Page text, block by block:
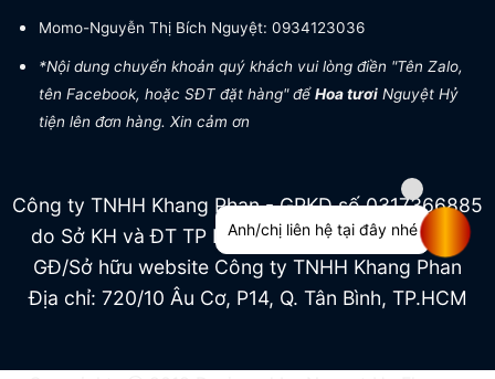
Momo-Nguyễn Thị Bích Nguyệt: 0934123036
*Nội dung chuyển khoản quý khách vui lòng điền "Tên Zalo,
tên Facebook, hoặc SĐT đặt hàng" đểHoa tươi Nguyệt Hỷ
tiện lên đơn hàng. Xin cảm ơn
Công ty TNHH Khang Phan - GPKD số 0317366885
do Sở KH và ĐT TP HCM cấp ngày 04/07/2022
GĐ/Sở hữu website Công ty TNHH Khang Phan
Địa chỉ: 720/10 Âu Cơ, P14, Q. Tân Bình, TP.HCM
Anh/chị liên hệ tại đây nhé